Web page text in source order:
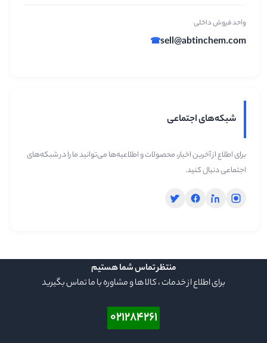
واحد فروش داخلی
sell@abtinchem.com
شبکه‌های اجتماعی
برای اطلاع از آخرین اخبار، محصولات و اطلاعیه‌ها می‌توانید ما را در شبکه‌های
اجتماعی دنبال کنید.
منتظر تماس شما هستیم
برای اطلاع از خدمات ، کالا ها و مشاوره با ما تماس بگیرید
۰۲۱۲۸۴۲۶۱